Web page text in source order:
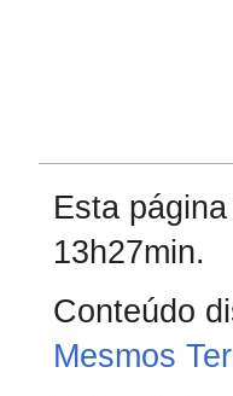
Esta
13h27min.
Conteúdo
Mesmos